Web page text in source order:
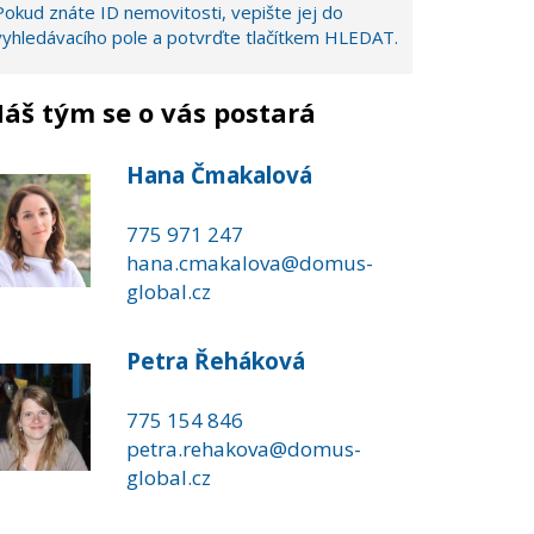
znáte ID nemovitosti, vepište jej do
pole a potvrďte tlačítkem HLEDAT.
tým se o vás postará
Hana Čmakalová
775 971 247
hana.cmakalova@domus-
global.cz
Petra Řeháková
775 154 846
petra.rehakova@domus-
global.cz